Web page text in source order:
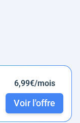
6,99€/mois
Voir l'offre